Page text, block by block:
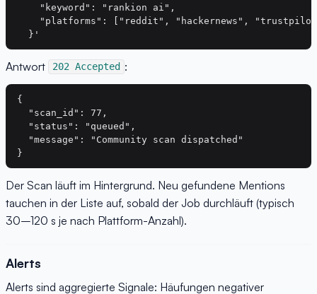
    "keyword": "rankion ai",
"platforms": ["reddit", "hackernews",
Antwort 202 Accepted :
{
  "scan_id": 77,
  "status": "queued",
  "message": "Community scan dispatched"
Der Scan läuft im Hintergrund. Neu gefundene Mentions
tauchen in der Liste auf, sobald der Job durchläuft (typisch
30–120 s je nach Plattform-Anzahl).
Alerts
Alerts sind aggregierte Signale: Häufungen negativer